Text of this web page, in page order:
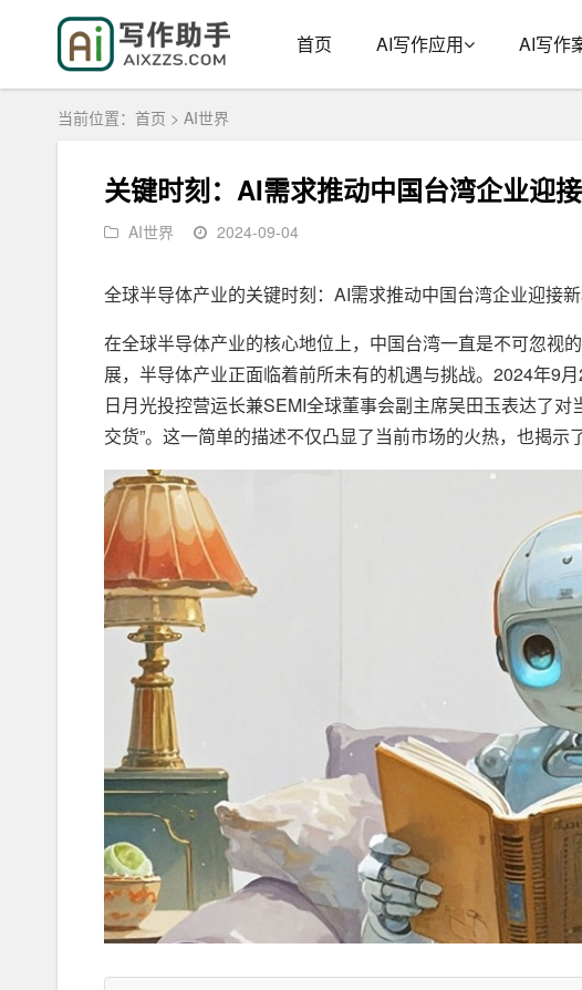
首页 AI写作应用 AI写作
当前位置： 首页 > AI世界
关键时刻：AI需求推动中国台湾企业迎
AI世界 2024-09-04
全球半导体产业的关键时刻：AI需求推动中国台湾企业迎接
在全球半导体产业的核心地位上，中国台湾一直是不可忽视
展，半导体产业正面临着前所未有的机遇与挑战。2024年9
日月光投控营运长兼SEMI全球董事会副主席吴田玉表达了
交货”。这一简单的描述不仅凸显了当前市场的火热，也揭示